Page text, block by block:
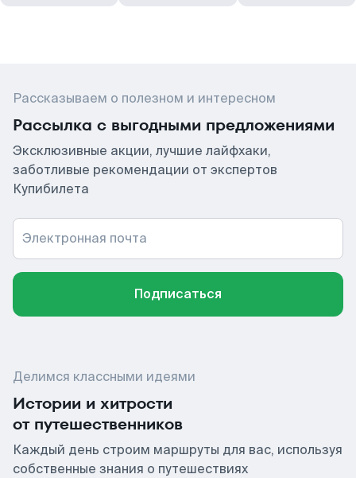
Рассказываем о полезном и интересном
Рассылка с выгодными предложениями
Эксклюзивные акции, лучшие лайфхаки,
заботливые рекомендации от экспертов
Купибилета
Электронная почта
Подписаться
Делимся классными идеями
Истории и хитрости
от путешественников
Каждый день строим маршруты для вас, используя
собственные знания о путешествиях